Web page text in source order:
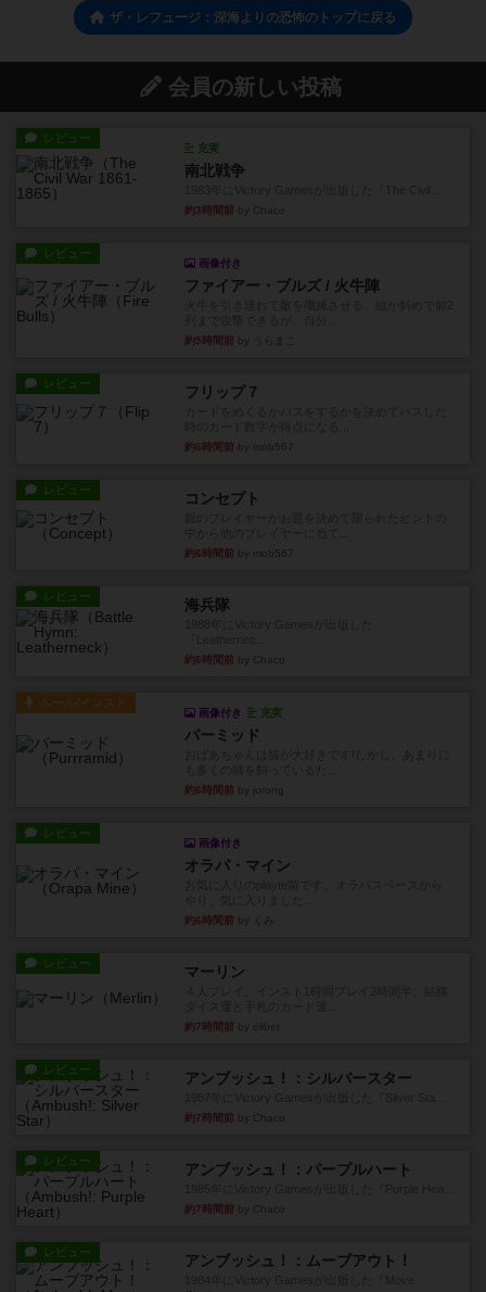
ザ・レフュージ：深海よりの恐怖のトップに戻る
会員の新しい投稿
レビュー
充実
南北戦争
約3時間前 by Chaco
レビュー
画像付き
ファイアー・ブルズ / 火牛陣
約5時間前 by うらまこ
レビュー フリップ７
約6時間前 by mob567
レビュー コンセプト
約6時間前 by mob567
レビュー 海兵隊
約6時間前 by Chaco
ルール/インスト
画像付き 充実
パーミッド
約6時間前 by jurong
レビュー
画像付き
オラパ・マイン
約6時間前 by くみ
レビュー マーリン
約7時間前 by oliber
レビュー アンブッシュ！：シルバースター
約7時間前 by Chaco
レビュー アンブッシュ！：パープルハート
約7時間前 by Chaco
レビュー アンブッシュ！：ムーブアウト！